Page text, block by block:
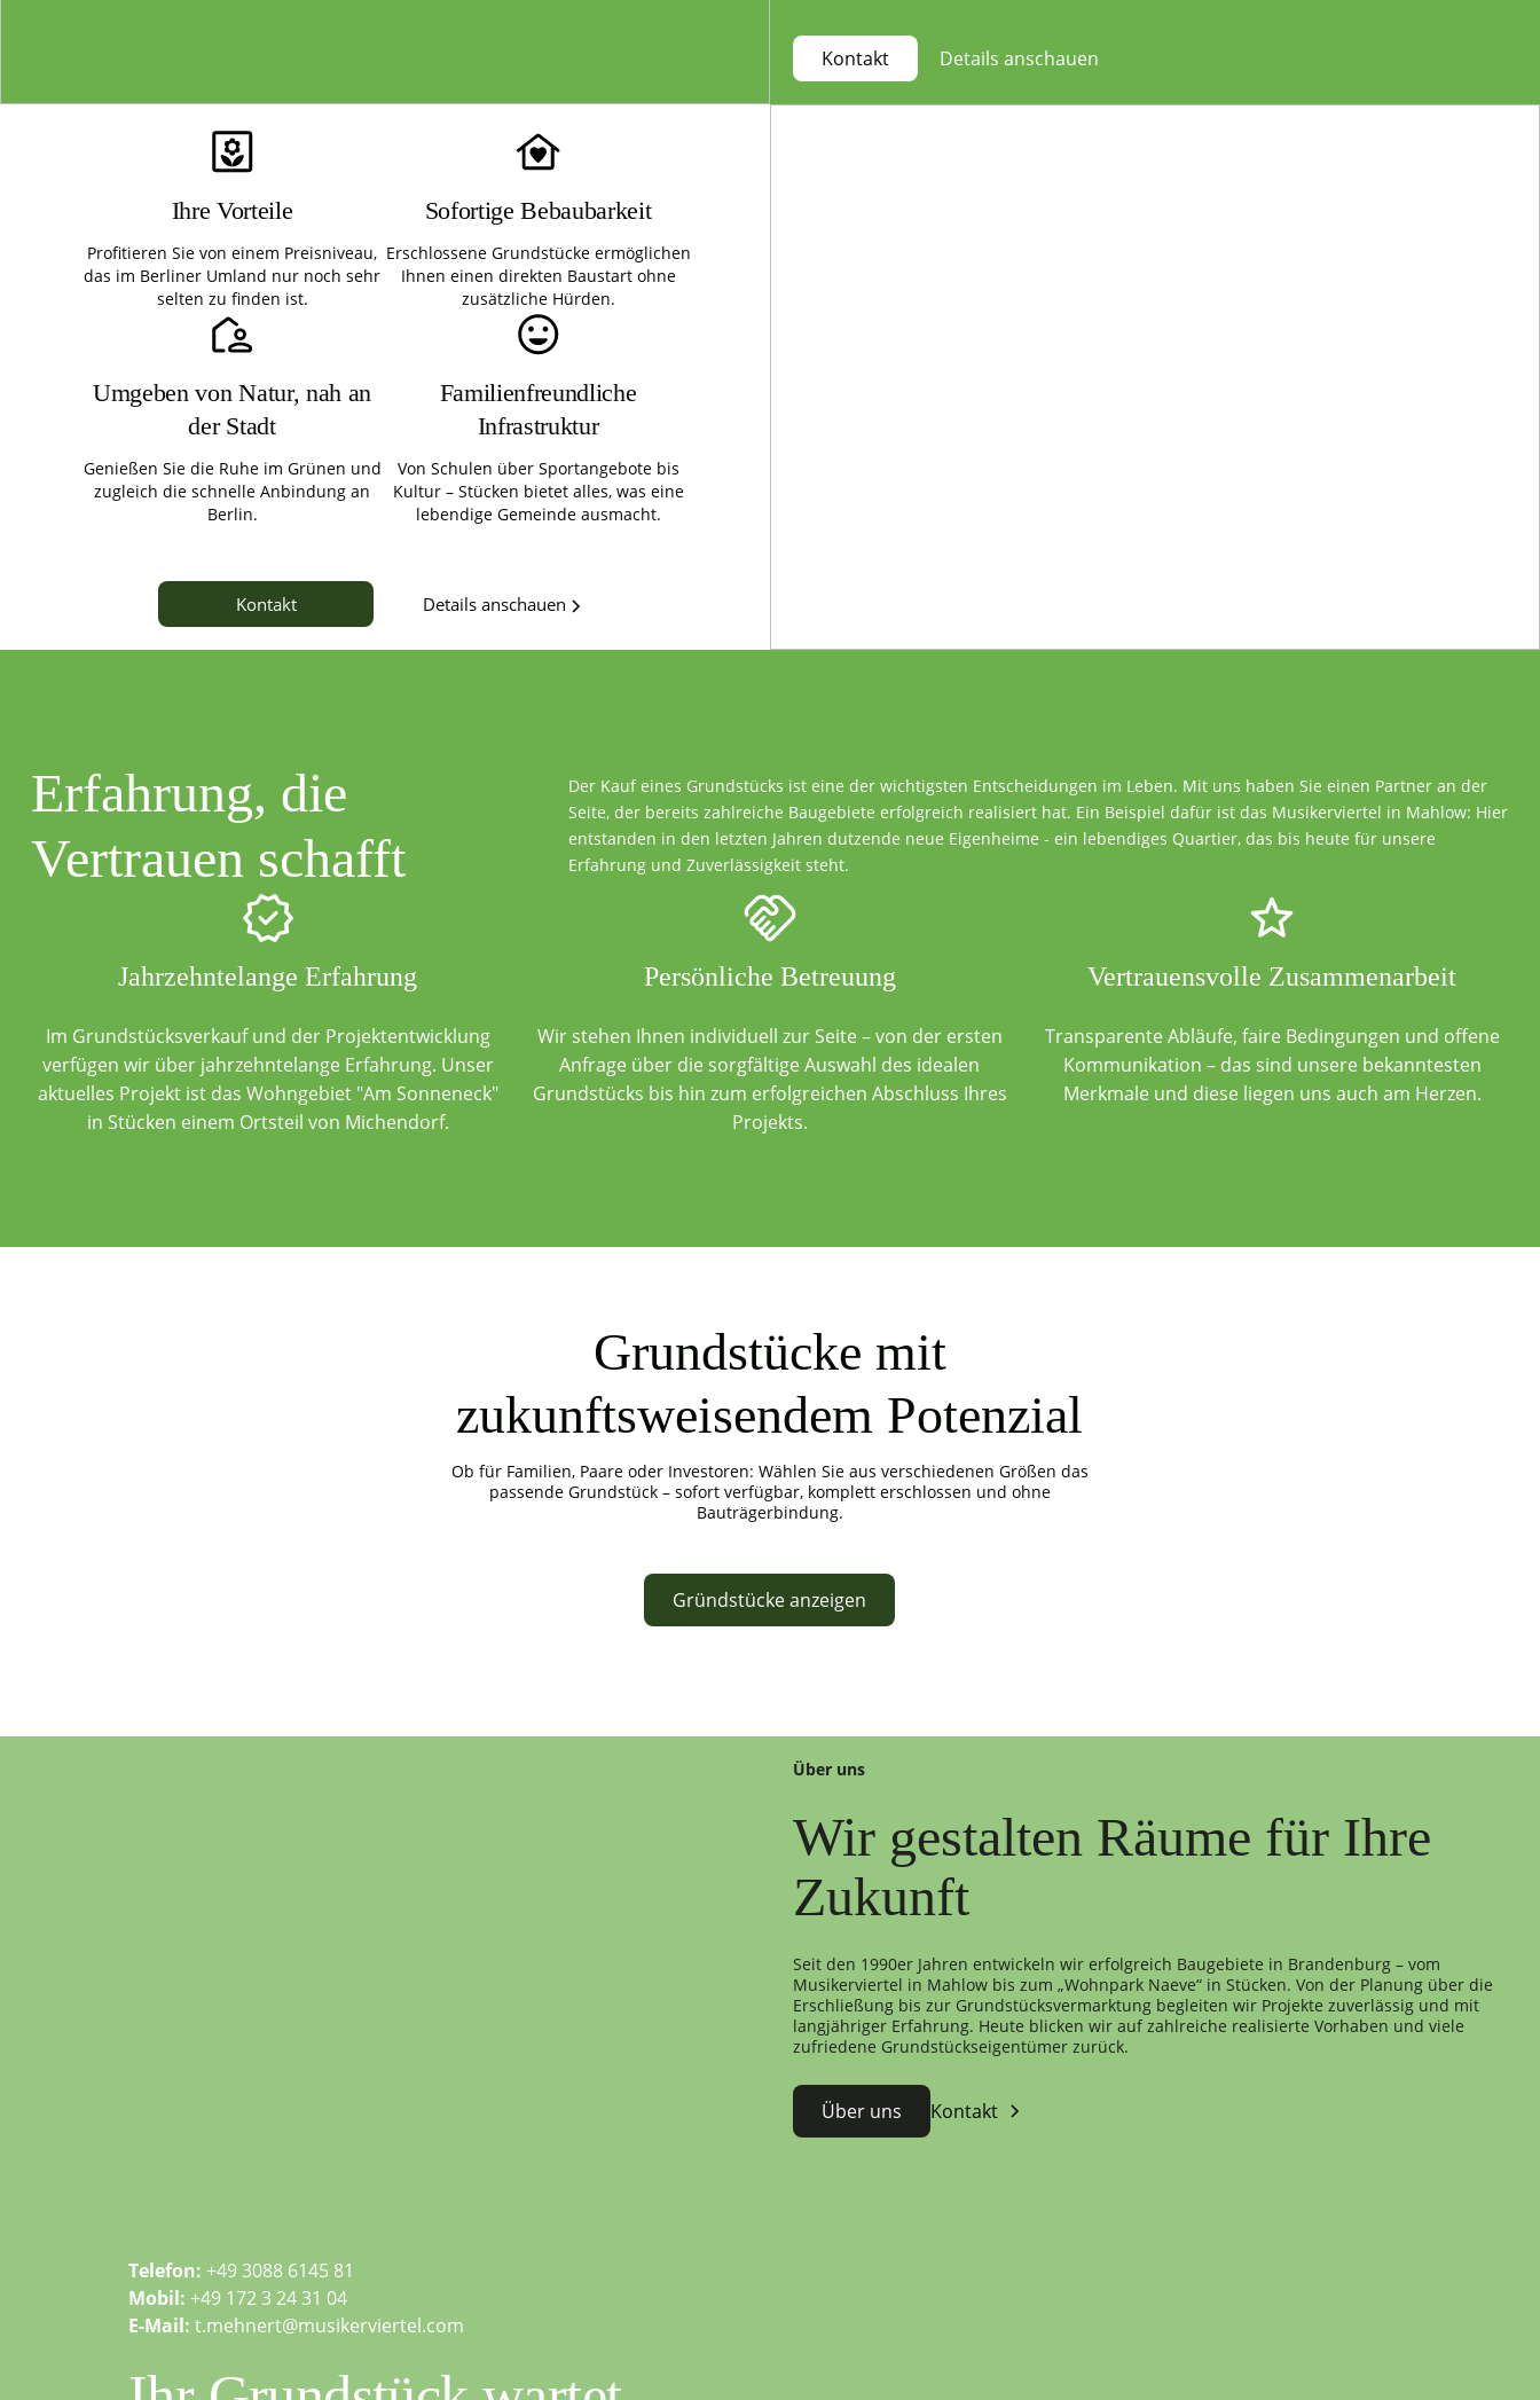
Kontakt Details anschauen
Ihre Vorteile
Profitieren Sie von einem Preisniveau,
das im Berliner Umland nur noch sehr
selten zu finden ist.
Sofortige Bebaubarkeit
Erschlossene Grundstücke ermöglichen
Ihnen einen direkten Baustart ohne
zusätzliche Hürden.
Umgeben von Natur, nah an
der Stadt
Genießen Sie die Ruhe im Grünen und
zugleich die schnelle Anbindung an
Berlin.
Familienfreundliche
Infrastruktur
Von Schulen über Sportangebote bis
Kultur – Stücken bietet alles, was eine
lebendige Gemeinde ausmacht.
Kontakt Details anschauen
Erfahrung, die
Vertrauen schafft
Der Kauf eines Grundstücks ist eine der wichtigsten Entscheidungen im Leben. Mit uns haben Sie einen Partner an der
Seite, der bereits zahlreiche Baugebiete erfolgreich realisiert hat. Ein Beispiel dafür ist das Musikerviertel in Mahlow: Hier
entstanden in den letzten Jahren dutzende neue Eigenheime - ein lebendiges Quartier, das bis heute für unsere
Erfahrung und Zuverlässigkeit steht.
Jahrzehntelange Erfahrung
Im Grundstücksverkauf und der Projektentwicklung
verfügen wir über jahrzehntelange Erfahrung. Unser
aktuelles Projekt ist das Wohngebiet "Am Sonneneck"
in Stücken einem Ortsteil von Michendorf.
Persönliche Betreuung
Wir stehen Ihnen individuell zur Seite – von der ersten
Anfrage über die sorgfältige Auswahl des idealen
Grundstücks bis hin zum erfolgreichen Abschluss Ihres
Projekts.
Vertrauensvolle Zusammenarbeit
Transparente Abläufe, faire Bedingungen und offene
Kommunikation – das sind unsere bekanntesten
Merkmale und diese liegen uns auch am Herzen.
Grundstücke mit
zukunftsweisendem Potenzial
Ob für Familien, Paare oder Investoren: Wählen Sie aus verschiedenen Größen das
passende Grundstück – sofort verfügbar, komplett erschlossen und ohne
Bauträgerbindung.
Gründstücke anzeigen
Über uns
Wir gestalten Räume für Ihre
Zukunft
Seit den 1990er Jahren entwickeln wir erfolgreich Baugebiete in Brandenburg – vom
Musikerviertel in Mahlow bis zum „Wohnpark Naeve“ in Stücken. Von der Planung über die
Erschließung bis zur Grundstücksvermarktung begleiten wir Projekte zuverlässig und mit
langjähriger Erfahrung. Heute blicken wir auf zahlreiche realisierte Vorhaben und viele
zufriedene Grundstückseigentümer zurück.
Über uns Kontakt
Telefon: +49 3088 6145 81
Mobil: +49 172 3 24 31 04
E-Mail: t.mehnert@musikerviertel.com